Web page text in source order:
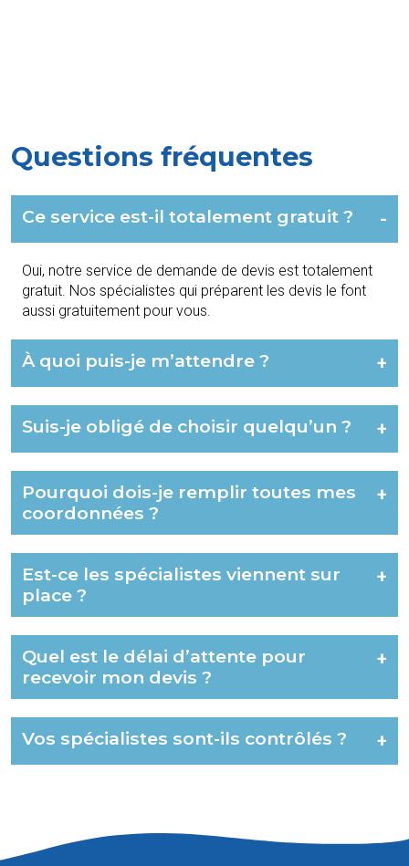
Questions fréquentes
Ce service est-il totalement gratuit ? -
Oui, notre service de demande de devis est totalement
gratuit. Nos spécialistes qui préparent les devis le font
aussi gratuitement pour vous.
À quoi puis-je m’attendre ? +
Suis-je obligé de choisir quelqu’un ? +
Pourquoi dois-je remplir toutes mes
coordonnées ?
+
Est-ce les spécialistes viennent sur
place ?
+
Quel est le délai d’attente pour
recevoir mon devis ?
+
Vos spécialistes sont-ils contrôlés ? +